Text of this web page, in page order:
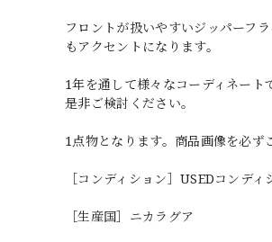
フロントが扱いやすいジッパーフ
もアクセントになります。
1年を通して様々なコーディネート
是非ご検討ください。
1点物となります。商品画像を必ず
［コンディション］USEDコンディ
［生産国］ニカラグア